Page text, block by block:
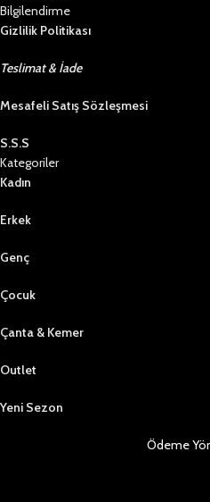
Bilgilendirme
Gizlilik Politikası
Teslimat & İade
Mesafeli Satış Sözleşmesi
S.S.S
Kategoriler
Kadın
Erkek
Genç
Çocuk
Çanta & Kemer
Outlet
Yeni Sezon
Ödeme